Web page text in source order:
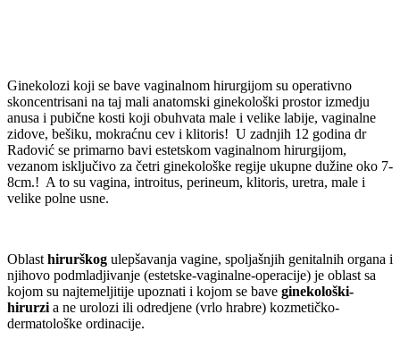
Ginekolozi koji se bave vaginalnom hirurgijom su operativno
skoncentrisani na taj mali anatomski ginekološki prostor izmedju
anusa i pubične kosti koji obuhvata male i velike labije, vaginalne
zidove, bešiku, mokraćnu cev i klitoris! U zadnjih 12 godina dr
Radović se primarno bavi estetskom vaginalnom hirurgijom,
vezanom isključivo za četri ginekološke regije ukupne dužine oko 7-
8cm.! A to su vagina, introitus, perineum, klitoris, uretra, male i
velike polne usne.
Oblast hirurškog ulepšavanja vagine, spoljašnjih genitalnih organa i
njihovo podmladjivanje (estetske-vaginalne-operacije) je oblast sa
kojom su najtemeljitije upoznati i kojom se bave ginekološki-
hirurzi a ne urolozi ili odredjene (vrlo hrabre) kozmetičko-
dermatološke ordinacije.